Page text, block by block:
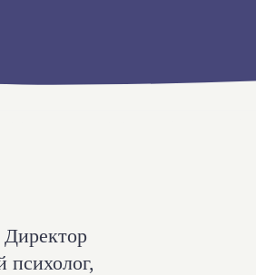
психолог,